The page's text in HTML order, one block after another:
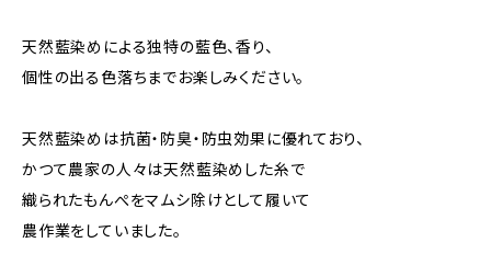
天然藍染めによる独特の藍色、香り、
個性の出る色落ちまでお楽しみください。
天然藍染めは抗菌・防臭・防虫効果に優れており、
かつて農家の人々は天然藍染めした糸で
織られたもんぺをマムシ除けとして履いて
農作業をしていました。